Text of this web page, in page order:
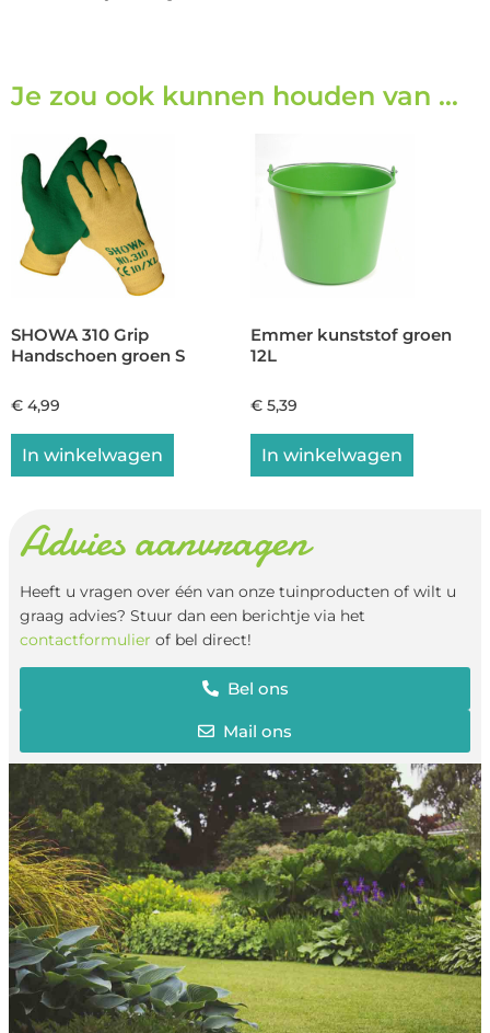
Je zou ook kunnen houden van …
SHOWA 310 Grip
Handschoen groen S
€ 4,99
In winkelwagen
Emmer kunststof groen
12L
€ 5,39
In winkelwagen
Advies aanvragen
Heeft u vragen over één van onze tuinproducten of wilt u
graag advies? Stuur dan een berichtje via het
contactformulier of bel direct!
Bel ons
Mail ons